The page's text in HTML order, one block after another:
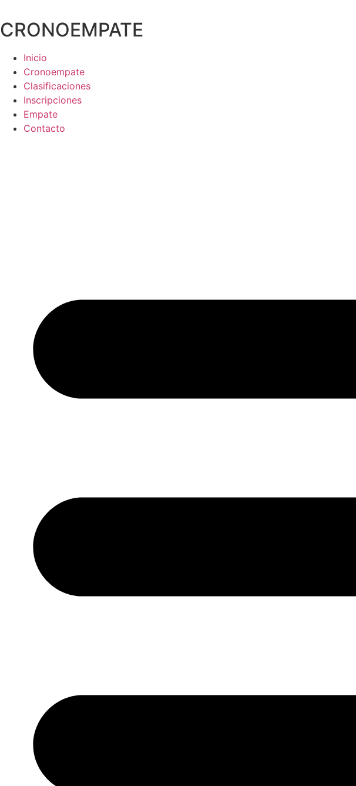
al
contenido
CRONOEMPATE
Inicio
Cronoempate
Clasificaciones
Inscripciones
Empate
Contacto